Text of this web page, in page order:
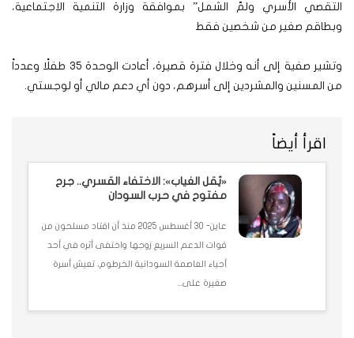
التقصي الأسري ولمّ الشمل” بموافقة وزارة التنمية الاجتماعية،
وبطاقم صغير من شخصين فقط
وتشير صفية إلى أنه وخلال فترة قصيرة، أعادت الوحدة 35 طفلًا وعدداً
من المسنين والمشردين إلى أسرهم، دون أي دعم مالي أو لوجستي.
اقرأ أيضاً
«ثِقل الغياب»: الاختفاء القسري.. جرح
مفتوح في حرب السودان
عاين- 30 أغسطس 2025 منذ أن اقتاد مسلحون من
قوات الدعم السريع زوجها واختفى أثره في أحد
أحياء العاصمة السودانية الخرطوم، تعيش أسرة
صغيرة على...